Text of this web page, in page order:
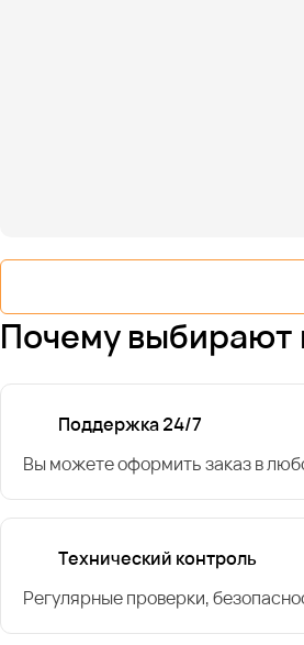
Почему выбирают
Поддержка 24/7
Вы можете оформить заказ в
Технический контроль
Регулярные проверки,